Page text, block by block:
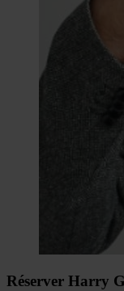
Réserver Harry